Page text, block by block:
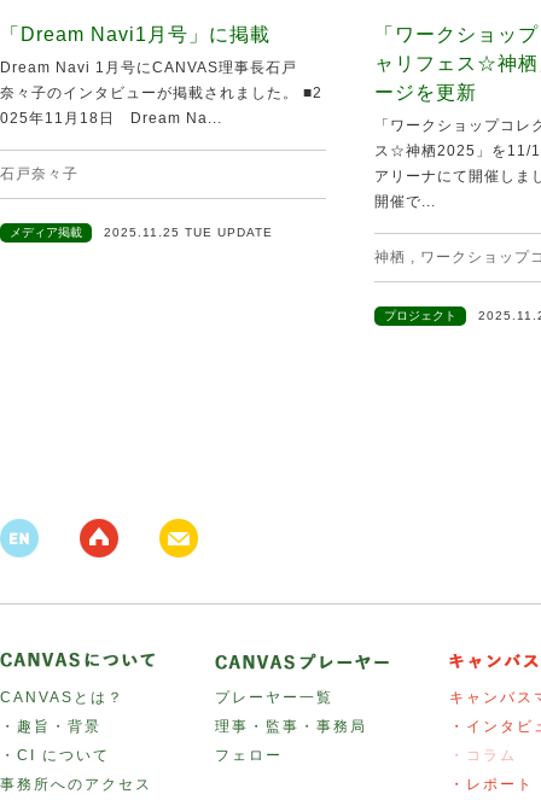
「Dream Navi1月号」に掲載
Dream Navi 1月号にCANVAS理事長石戸
奈々子のインタビューが掲載されました。 ■2
025年11月18日 Dream Na...
石戸奈々子
メディア掲載 2025.11.25 TUE UPDATE
「ワークショッ
ャリフェス☆神
ージを更新
「ワークショップコ
ス☆神栖2025」を11/
アリーナにて開催しま
開催で...
神栖 , ワークショップ
プロジェクト
CANVASとは？
・趣旨・背景
・CI について
事務所へのアクセス
プレーヤー一覧
理事・監事・事務局
フェロー
キャンバス
・インタビ
・コラム
・レポート